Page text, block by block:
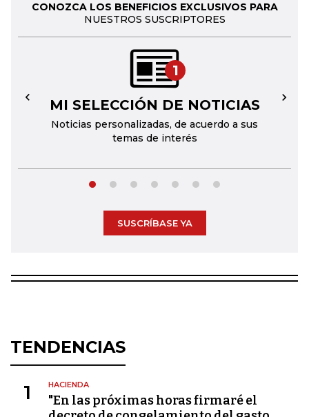
CONOZCA LOS BENEFICIOS EXCLUSIVOS PARA
NUESTROS SUSCRIPTORES
1
MI SELECCIÓN DE NOTICIAS
Noticias personalizadas, de acuerdo a sus
temas de interés
← →
SUSCRÍBASE YA
TENDENCIAS
1 HACIENDA
"En las próximas horas firmaré el